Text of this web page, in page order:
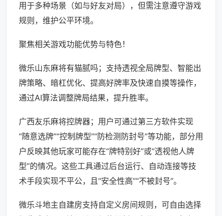
用于多种场景（如与好友对局），但需注意遵守游戏
规则，维护公平环境。
聚焦相关游戏功能优势与特色！
微乐山东麻将有猫腻吗；支持透视全局牌型、智能出
牌策略、暗杠优化、提高好牌率及快速自摸等操作，
通过AI算法调整牌局结果，提升胜率。
广西友乐麻将控牌器；用户可通过第三方软件实现
“随意选牌”“控制牌型”“防检测防封号”等功能，部分用
户反映其他玩家可能存在“牌特别好”或“透视他人牌
型”的情况。这些工具通过后台运行、自动连接等技
术手段实现不平公，且“安全性高”“不被封号”。
微乐斗地主自建房支持自定义房间规则，可自由选择